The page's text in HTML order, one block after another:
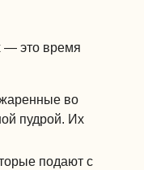
— это время
во
пудрой. Их
подают с